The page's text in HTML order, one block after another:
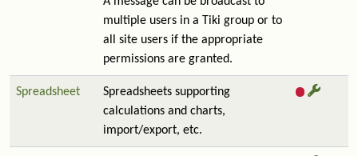
multiple users in a Tiki group or to
all site users if the appropriate
permissions are granted.
Spreadsheet
Spreadsheets supporting
calculations and charts,
import/export, etc.